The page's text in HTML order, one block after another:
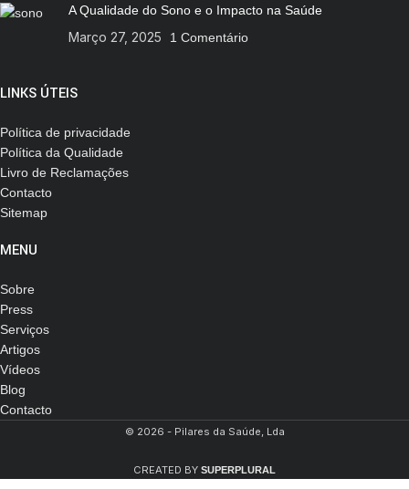
A Qualidade do Sono e o Impacto na Saúde
Março 27, 2025 1 Comentário
LINKS ÚTEIS
Política de privacidade
Política da Qualidade
Livro de Reclamações
Contacto
Sitemap
MENU
Sobre
Press
Serviços
Artigos
Vídeos
Blog
Contacto
© 2026 - Pilares da Saúde, Lda
CREATED BY SUPERPLURAL